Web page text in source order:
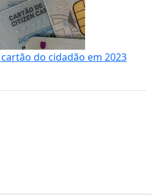
do cidadão em 2023